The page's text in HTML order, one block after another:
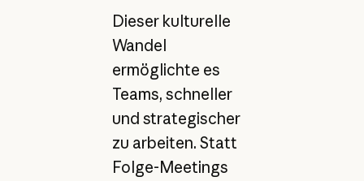
Dieser kulturelle
Wandel
ermöglichte es
Teams, schneller
und strategischer
zu arbeiten. Statt
Folge-Meetings